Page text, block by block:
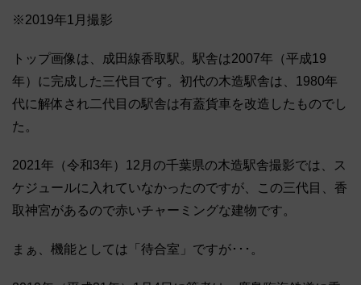
※2019年1月撮影
トップ画像は、成田線香取駅。駅舎は2007年（平成19
年）に完成した三代目です。初代の木造駅舎は、1980年
代に解体され二代目の駅舎は有蓋貨車を改造したものでし
た。
2021年（令和3年）12月の千葉県の木造駅舎撮影では、ス
ケジュールに入れていなかったのですが、この三代目、香
取神宮があるので赤いチャーミングな建物です。
まぁ、機能としては「待合室」ですが･･･。